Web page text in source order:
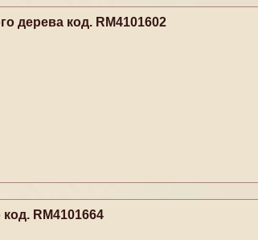
дерева код. RM4101602
RM4101664